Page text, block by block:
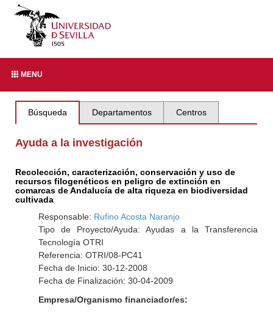
MENU
Búsqueda Departamentos Centros
Ayuda a la investigación
Recolección, caracterización, conservación y uso de
recursos filogenéticos en peligro de extinción en
comarcas de Andalucía de alta riqueza en biodiversidad
cultivada
Responsable: Rufino Acosta Naranjo
Tipo de Proyecto/Ayuda: Ayudas a la Transferencia
Tecnología OTRI
Referencia: OTRI/08-PC41
Fecha de Inicio: 30-12-2008
Fecha de Finalización: 30-04-2009
Empresa/Organismo financiador/es: